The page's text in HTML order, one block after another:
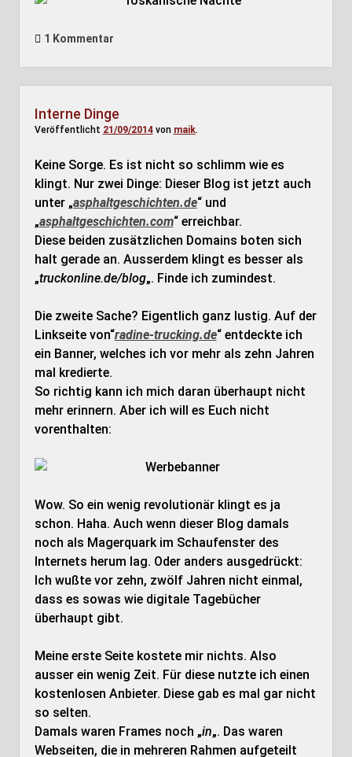
1 Kommentar
Interne Dinge
Veröffentlicht 21/09/2014von maik.
Keine Sorge. Es ist nicht so schlimm wie es
klingt. Nur zwei Dinge: Dieser Blog ist jetzt auch
unter „asphaltgeschichten.de“ und
„asphaltgeschichten.com“ erreichbar.
Diese beiden zusätzlichen Domains boten sich
halt gerade an. Ausserdem klingt es besser als
„truckonline.de/blog„. Finde ich zumindest.
Die zweite Sache? Eigentlich ganz lustig. Auf der
Linkseite von“radine-trucking.de“ entdeckte ich
ein Banner, welches ich vor mehr als zehn Jahren
mal kredierte.
So richtig kann ich mich daran überhaupt nicht
mehr erinnern. Aber ich will es Euch nicht
vorenthalten:
Wow. So ein wenig revolutionär klingt es ja
schon. Haha. Auch wenn dieser Blog damals
noch als Magerquark im Schaufenster des
Internets herum lag. Oder anders ausgedrückt:
Ich wußte vor zehn, zwölf Jahren nicht einmal,
dass es sowas wie digitale Tagebücher
überhaupt gibt.
Meine erste Seite kostete mir nichts. Also
ausser ein wenig Zeit. Für diese nutzte ich einen
kostenlosen Anbieter. Diese gab es mal gar nicht
so selten.
Damals waren Frames noch „in„. Das waren
Webseiten, die in mehreren Rahmen aufgeteilt